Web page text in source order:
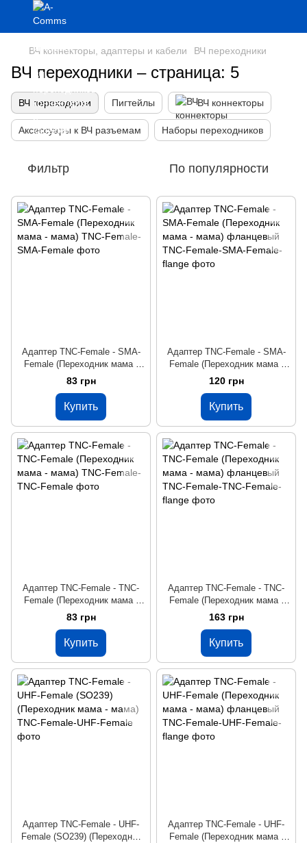
ВЧ коннекторы, адаптеры и кабели ВЧ переходники
ВЧ переходники – страница: 5
ВЧ переходники Пигтейлы ВЧ коннекторы
Аксессуары к ВЧ разъемам Наборы переходников
Фильтр По популярности
Адаптер TNC-Female - SMA-
Female (Переходник мама -
мама)
83 грн
Купить
Адаптер TNC-Female - SMA-
Female (Переходник мама -
мама) фланцевый
120 грн
Купить
Адаптер TNC-Female - TNC-
Female (Переходник мама -
мама)
83 грн
Купить
Адаптер TNC-Female - TNC-
Female (Переходник мама -
мама) фланцевый
163 грн
Купить
Адаптер TNC-Female - UHF-
Female (SO239) (Переходник
Адаптер TNC-Female - UHF-
Female (Переходник мама -